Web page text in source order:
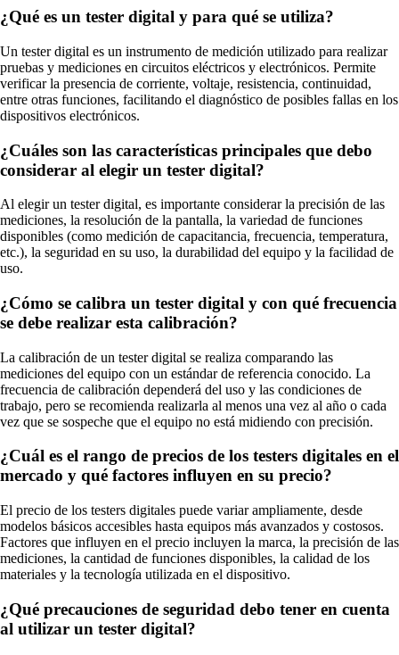
¿Qué es un tester digital y para qué se utiliza?
Un tester digital es un instrumento de medición utilizado para realizar
pruebas y mediciones en circuitos eléctricos y electrónicos. Permite
verificar la presencia de corriente, voltaje, resistencia, continuidad,
entre otras funciones, facilitando el diagnóstico de posibles fallas en los
dispositivos electrónicos.
¿Cuáles son las características principales que debo
considerar al elegir un tester digital?
Al elegir un tester digital, es importante considerar la precisión de las
mediciones, la resolución de la pantalla, la variedad de funciones
disponibles (como medición de capacitancia, frecuencia, temperatura,
etc.), la seguridad en su uso, la durabilidad del equipo y la facilidad de
uso.
¿Cómo se calibra un tester digital y con qué frecuencia
se debe realizar esta calibración?
La calibración de un tester digital se realiza comparando las
mediciones del equipo con un estándar de referencia conocido. La
frecuencia de calibración dependerá del uso y las condiciones de
trabajo, pero se recomienda realizarla al menos una vez al año o cada
vez que se sospeche que el equipo no está midiendo con precisión.
¿Cuál es el rango de precios de los testers digitales en el
mercado y qué factores influyen en su precio?
El precio de los testers digitales puede variar ampliamente, desde
modelos básicos accesibles hasta equipos más avanzados y costosos.
Factores que influyen en el precio incluyen la marca, la precisión de las
mediciones, la cantidad de funciones disponibles, la calidad de los
materiales y la tecnología utilizada en el dispositivo.
¿Qué precauciones de seguridad debo tener en cuenta
al utilizar un tester digital?